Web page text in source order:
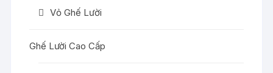
Vỏ Ghế Lười
Ghế Lười Cao Cấp